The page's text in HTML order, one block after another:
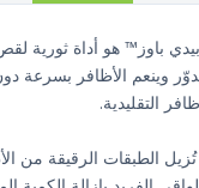
باوز™ هو أداة ثورية
وينعم الأظافر بسرعة
التقليدية.
الطبقات الرقيقة من